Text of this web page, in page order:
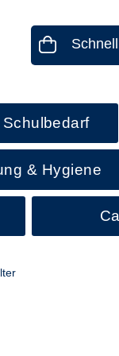
Schulbedarf
& Hygiene